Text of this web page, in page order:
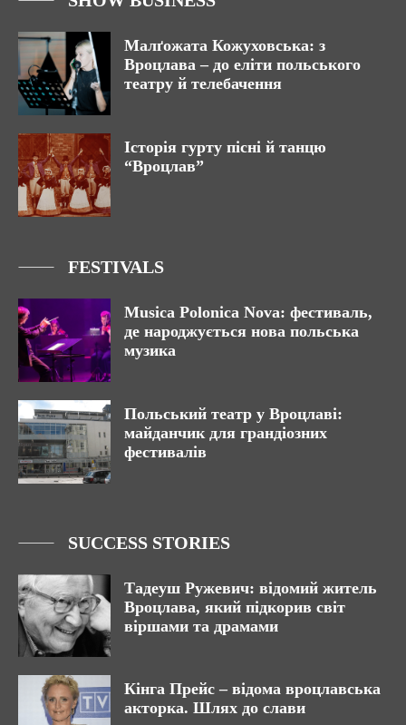
Малґожата Кожуховська: з
Вроцлава – до еліти польського
театру й телебачення
Історія гурту пісні й танцю
“Вроцлав”
FESTIVALS
Musica Polonica Nova: фестиваль,
де народжується нова польська
музика
Польський театр у Вроцлаві:
майданчик для грандіозних
фестивалів
SUCCESS STORIES
Тадеуш Ружевич: відомий житель
Вроцлава, який підкорив світ
віршами та драмами
Кінга Прейс – відома вроцлавська
акторка. Шлях до слави